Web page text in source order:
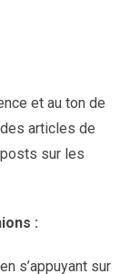
et au ton de
articles de
sur les
:
s’appuyant sur